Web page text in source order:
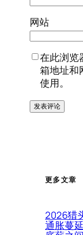
网站
在此浏览
箱地址和
使用。
更多文章
2026猎
通胀蔓